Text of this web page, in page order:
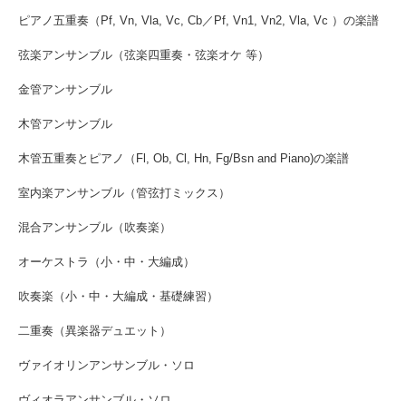
ピアノ五重奏（Pf, Vn, Vla, Vc, Cb／Pf, Vn1, Vn2, Vla, Vc ）の楽譜
弦楽アンサンブル（弦楽四重奏・弦楽オケ 等）
金管アンサンブル
木管アンサンブル
木管五重奏とピアノ（Fl, Ob, Cl, Hn, Fg/Bsn and Piano)の楽譜
室内楽アンサンブル（管弦打ミックス）
混合アンサンブル（吹奏楽）
オーケストラ（小・中・大編成）
吹奏楽（小・中・大編成・基礎練習）
二重奏（異楽器デュエット）
ヴァイオリンアンサンブル・ソロ